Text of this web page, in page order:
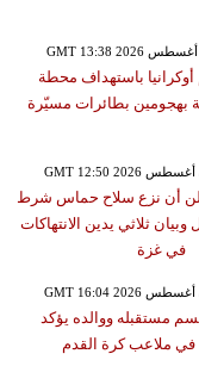
باستهداف محطة
بهجومين بطائرات مسيّرة
أن نزع سلاح حماس شرط
ثلاثي يدين الانتهاكات
في غزة
مستقبله ووالده يؤكد
في ملاعب كرة القدم